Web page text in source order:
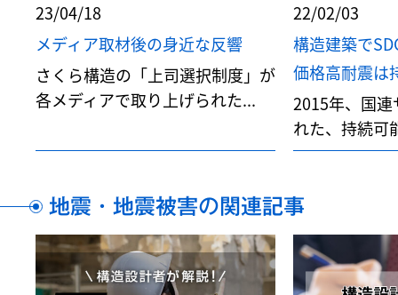
23/04/18
メディア取材後の身近な反響
さくら構造の「上司選択制度」が
各メディアで取り上げられた...
22/02/03
構造建築で
価格高耐震は
2015年、国
れた、持続可
地震・地震被害の関連記事